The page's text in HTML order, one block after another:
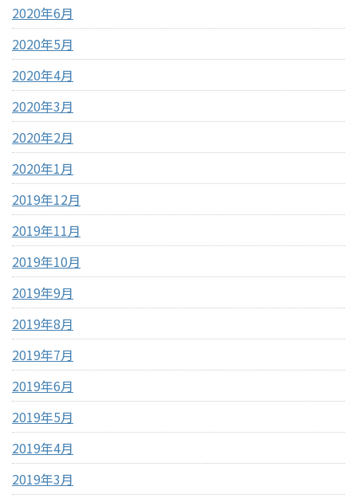
2020年6月
2020年5月
2020年4月
2020年3月
2020年2月
2020年1月
2019年12月
2019年11月
2019年10月
2019年9月
2019年8月
2019年7月
2019年6月
2019年5月
2019年4月
2019年3月